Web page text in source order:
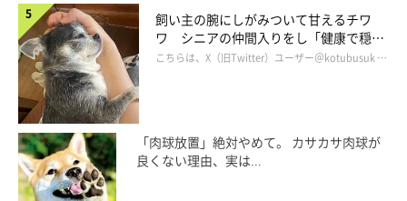
さらに、おこめちゃんにはこんな賢い一面もあるそうで……。
飼い主さん：
「また賢いなと思うのが、飼い主が不在のときはケージの外にお
もちゃを出さないんです！
い主がケージの中に戻す』の一連の流れが遊び
だと思っているよ
うで、この日以降も飼い主がそばにいるときだけ頻繁にやるよう
になりました」
飼い主の腕にしがみついて甘えるチワ
ワ シニアの仲間入りをし「健康で穏や
かな暮らしが続いてほしい」と願う
こちらは、X（旧Twitter）ユーザー＠kotubusuk …
「肉球放置」絶対やめて。 カサカサ肉球が
良くない理由、実は...